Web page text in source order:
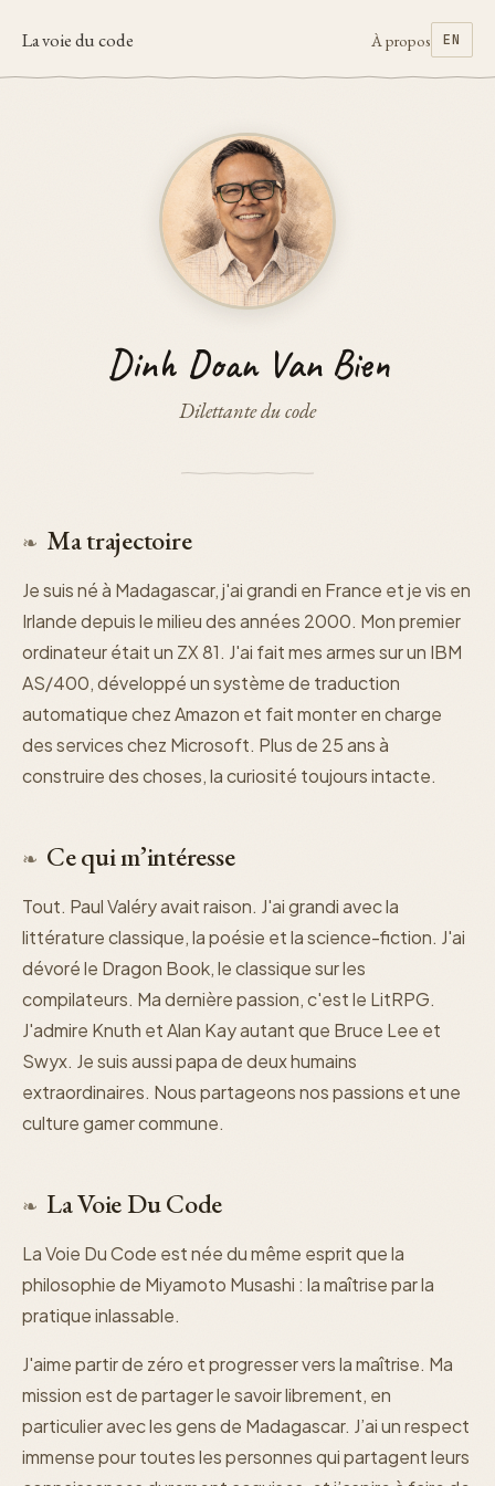
La voie du code À propos EN
Dinh Doan Van Bien
Dilettante du code
❧ Ma trajectoire
Je suis né à Madagascar, j'ai grandi en France et je vis en
Irlande depuis le milieu des années 2000. Mon premier
ordinateur était un ZX 81. J'ai fait mes armes sur un IBM
AS/400, développé un système de traduction
automatique chez Amazon et fait monter en charge
des services chez Microsoft. Plus de 25 ans à
construire des choses, la curiosité toujours intacte.
❧ Ce qui m’intéresse
Tout. Paul Valéry avait raison. J'ai grandi avec la
littérature classique, la poésie et la science-fiction. J'ai
dévoré le Dragon Book, le classique sur les
compilateurs. Ma dernière passion, c'est le LitRPG.
J'admire Knuth et Alan Kay autant que Bruce Lee et
Swyx. Je suis aussi papa de deux humains
extraordinaires. Nous partageons nos passions et une
culture gamer commune.
❧ La Voie Du Code
La Voie Du Code est née du même esprit que la
philosophie de Miyamoto Musashi : la maîtrise par la
pratique inlassable.
J'aime partir de zéro et progresser vers la maîtrise. Ma
mission est de partager le savoir librement, en
particulier avec les gens de Madagascar. J’ai un respect
immense pour toutes les personnes qui partagent leurs